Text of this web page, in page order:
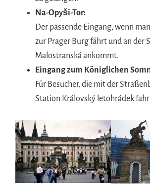
Na-Opyši-Tor:
Der passende Eingang, wenn
zur Prager Burg fährt und an der
Malostranská ankommt.
Eingang zum Königlichen
Für Besucher, die mit der
Station Královský letohrádek